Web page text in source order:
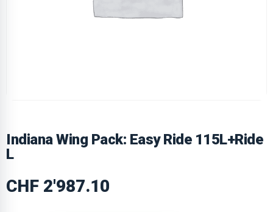
Indiana Wing Pack: Easy Ride 115L+Ride
L
CHF 2'987.10